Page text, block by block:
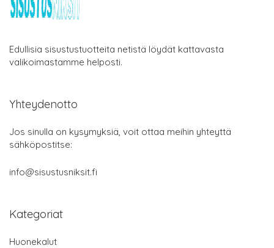
Edullisia sisustustuotteita netistä löydät kattavasta
valikoimastamme helposti.
Yhteydenotto
Jos sinulla on kysymyksiä, voit ottaa meihin yhteyttä
sähköpostitse:
info@sisustusniksit.fi
Kategoriat
Huonekalut